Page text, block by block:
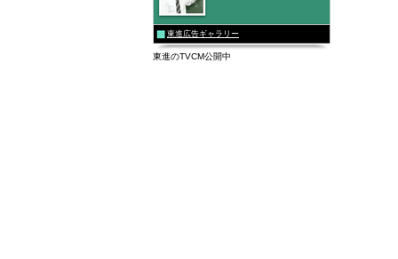
東進広告ギャラリー
東進のTVCM公開中